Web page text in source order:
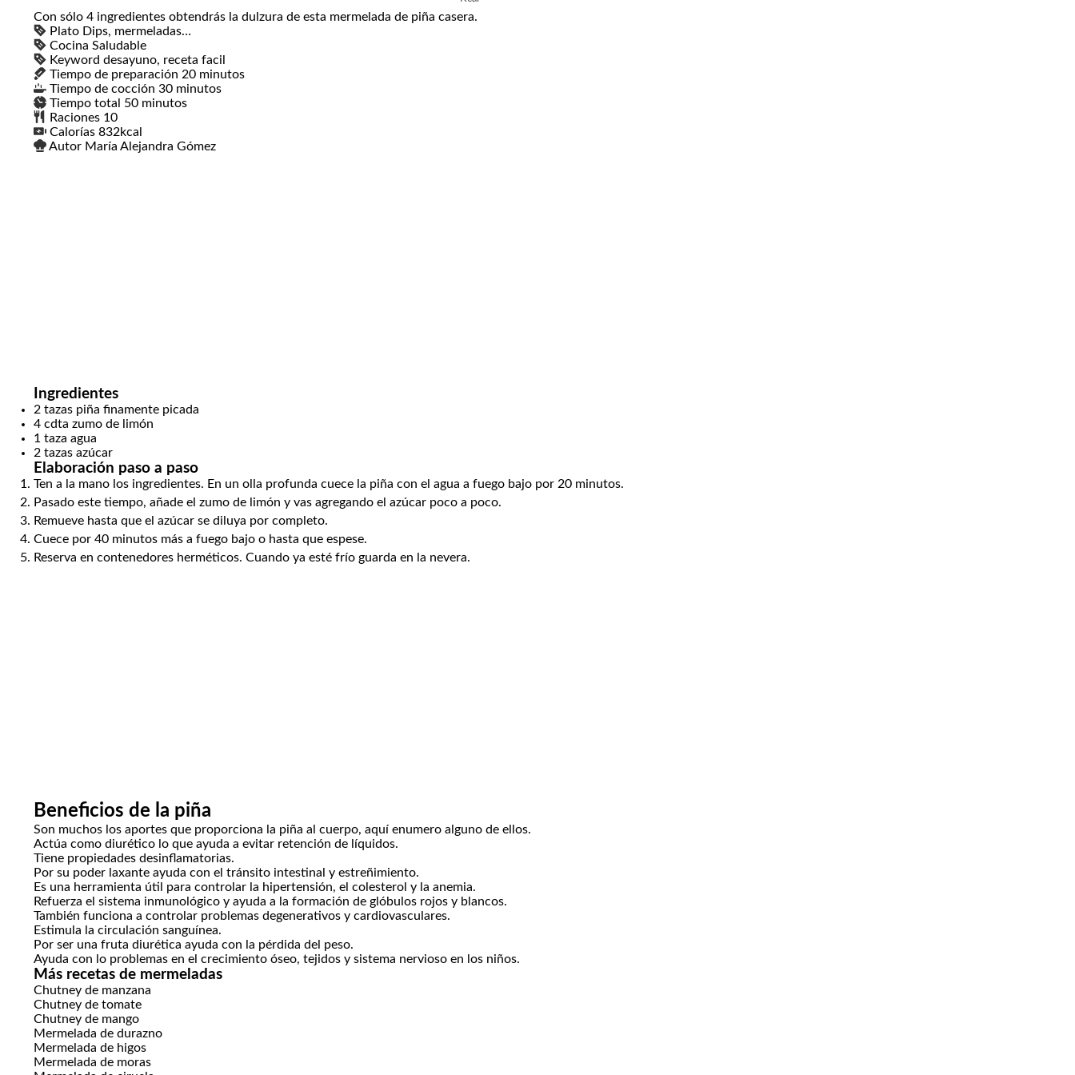
Con sólo 4 ingredientes obtendrás la dulzura de esta mermelada de piña casera.
Plato Dips, mermeladas…
Cocina Saludable
Keyword desayuno, receta facil
Tiempo de preparación 20 minutos
minutos
Tiempo de cocción 30 minutos
minutos
Tiempo total 50 minutos
minutos
Raciones 10
Calorías 832kcal
Autor María Alejandra Gómez
Ingredientes
2 tazas piña finamente picada
4 cdta zumo de limón
1 taza agua
2 tazas azúcar
Elaboración paso a paso
Ten a la mano los ingredientes. En un olla profunda cuece la piña con el agua a fuego bajo por 20 minutos.
Pasado este tiempo, añade el zumo de limón y vas agregando el azúcar poco a poco.
Remueve hasta que el azúcar se diluya por completo.
Cuece por 40 minutos más a fuego bajo o hasta que espese.
Reserva en contenedores herméticos. Cuando ya esté frío guarda en la nevera.
Beneficios de la piña
Son muchos los aportes que proporciona la piña al cuerpo, aquí enumero alguno de ellos.
Actúa como diurético lo que ayuda a evitar retención de líquidos.
Tiene propiedades desinflamatorias.
Por su poder laxante ayuda con el tránsito intestinal y estreñimiento.
Es una herramienta útil para controlar la hipertensión, el colesterol y la anemia.
Refuerza el sistema inmunológico y ayuda a la formación de glóbulos rojos y blancos.
También funciona a controlar problemas degenerativos y cardiovasculares.
Estimula la circulación sanguínea.
Por ser una fruta diurética ayuda con la pérdida del peso.
Ayuda con lo problemas en el crecimiento óseo, tejidos y sistema nervioso en los niños.
Más recetas de mermeladas
Chutney de manzana
Chutney de tomate
Chutney de mango
Mermelada de durazno
Mermelada de higos
Mermelada de moras